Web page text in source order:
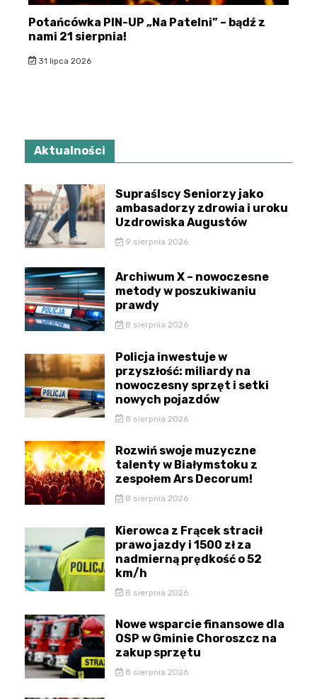
Potańcówka PIN-UP „Na Patelni” – bądź z
nami 21 sierpnia!
31 lipca 2026
Aktualności
Supraślscy Seniorzy jako
ambasadorzy zdrowia i uroku
Uzdrowiska Augustów
9 sierpnia 2026
Archiwum X – nowoczesne
metody w poszukiwaniu
prawdy
8 sierpnia 2026
Policja inwestuje w
przyszłość: miliardy na
nowoczesny sprzęt i setki
nowych pojazdów
8 sierpnia 2026
Rozwiń swoje muzyczne
talenty w Białymstoku z
zespołem Ars Decorum!
8 sierpnia 2026
Kierowca z Frącek stracił
prawo jazdy i 1500 zł za
nadmierną prędkość o 52
km/h
8 sierpnia 2026
Nowe wsparcie finansowe dla
OSP w Gminie Choroszcz na
zakup sprzętu
8 sierpnia 2026